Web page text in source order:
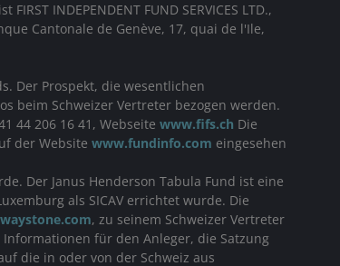
INDEPENDENT FUND SERVICES LTD.,
Cantonale de Genève, 17, quai de l'Ile,
Der Prospekt, die wesentlichen
beim Schweizer Vertreter bezogen werden.
44 206 16 41, Webseite www.fifs.ch Die
der Website www.fundinfo.com eingesehen
Der Janus Henderson Tabula Fund ist eine
als SICAV errichtet wurde. Die
, zu seinem Schweizer Vertreter
Informationen für den Anleger, die Satzung
die in oder von der Schweiz aus